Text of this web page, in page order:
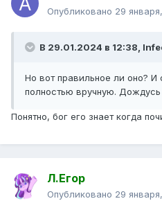
Опубликовано 29
В 29.01.2024 в 12:38,
Но вот правильное ли оно? И
полностью вручную.
Понятно, бог его знает когда
Л.Егор
Опубликовано 29